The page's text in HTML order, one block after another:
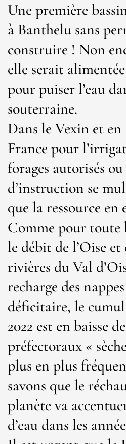
Une première
à Banthelu sans
construire ! Non
elle serait
pour puiser l’eau
souterraine.
Dans le Vexin et en
France pour
forages autorisés
d’instruction se
que la ressource en
Comme pour toute
le débit de l’Oise et
rivières du Val
recharge des
déficitaire, le
2022 est en baisse
préfectoraux «
plus en plus
savons que le
planète va
d’eau dans les